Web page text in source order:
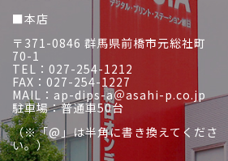
■本店
〒371-0846 群馬県前橋市元総社町
70-1
TEL：027-254-1212
FAX：027-254-1227
MAIL：ap-dips-a＠asahi-p.co.jp
駐車場：普通車50台
（※「@」は半角に書き換えてくださ
い。）